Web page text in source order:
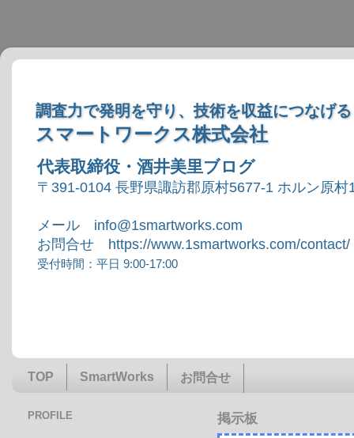
調査力で発明を守り、技術を収益につなげる
スマートワークス株式会社
代表取締役・酒井美里ブログ
〒391-0104 長野県諏訪郡原村5677-1 ホルン原村
メール info@1smartworks.com
お問合せ https://www.1smartworks.com/contact/
受付時間：平日 9:00-17:00
TOP SmartWorks お問合せ
掲示板
PROFILE